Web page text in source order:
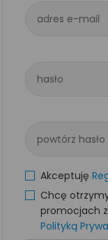
adres e-mail
hasło
powtórz hasło
Akceptuję
Chcę
promocjach
Polityką